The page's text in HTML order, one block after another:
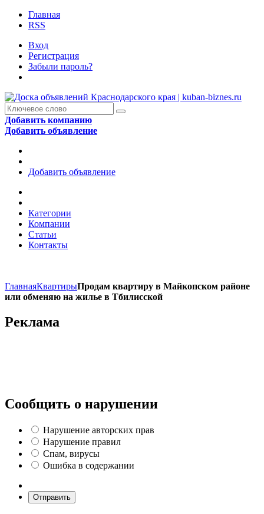
Главная
RSS
Вход
Регистрация
Забыли пароль?
Добавить компанию
Добавить объявление
Добавить объявление
Категории
Компании
Статьи
Контакты
ГлавнаяКвартирыПродам квартиру в Майкопском районе
или обменяю на жилье в Тбилисской
Реклама
Сообщить о нарушении
Нарушение авторских прав
Нарушение правил
Спам, вирусы
Ошибка в содержании
Отправить